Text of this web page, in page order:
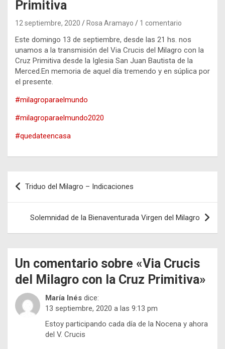
Primitiva
12 septiembre, 2020 Rosa Aramayo 1 comentario
Este domingo 13 de septiembre, desde las 21 hs. nos
unamos a la transmisión del Via Crucis del Milagro con la
Cruz Primitiva desde la Iglesia San Juan Bautista de la
Merced.En memoria de aquel día tremendo y en súplica por
el presente.
#milagroparaelmundo
#milagroparaelmundo2020
#quedateencasa
Navegación
de
entradas
Triduo del Milagro – Indicaciones
Solemnidad de la Bienaventurada Virgen del Milagro
Un comentario sobre «Via Crucis
del Milagro con la Cruz Primitiva»
María Inés dice:
13 septiembre, 2020 a las 9:13 pm
Estoy participando cada día de la Nocena y ahora
del V. Crucis